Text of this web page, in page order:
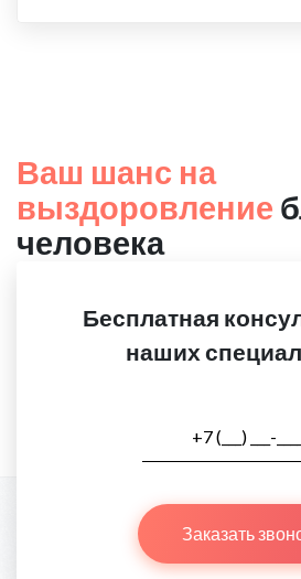
Ваш шанс на
выздоровление
человека
Бесплатная
наших
Заказать